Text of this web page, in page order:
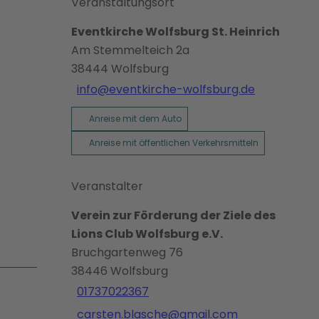
Eventkirche Wolfsburg St. Heinrich
Am Stemmelteich 2a
38444 Wolfsburg
info@eventkirche-wolfsburg.de
Anreise mit dem Auto
Anreise mit öffentlichen Verkehrsmitteln
Veranstalter
Verein zur Förderung der Ziele des
Lions Club Wolfsburg e.V.
Bruchgartenweg 76
38446 Wolfsburg
01737022367
carsten.blasche@gmail.com